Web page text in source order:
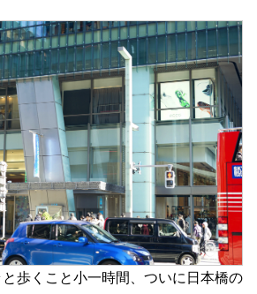
歩くこと小一時間、ついに日本橋の